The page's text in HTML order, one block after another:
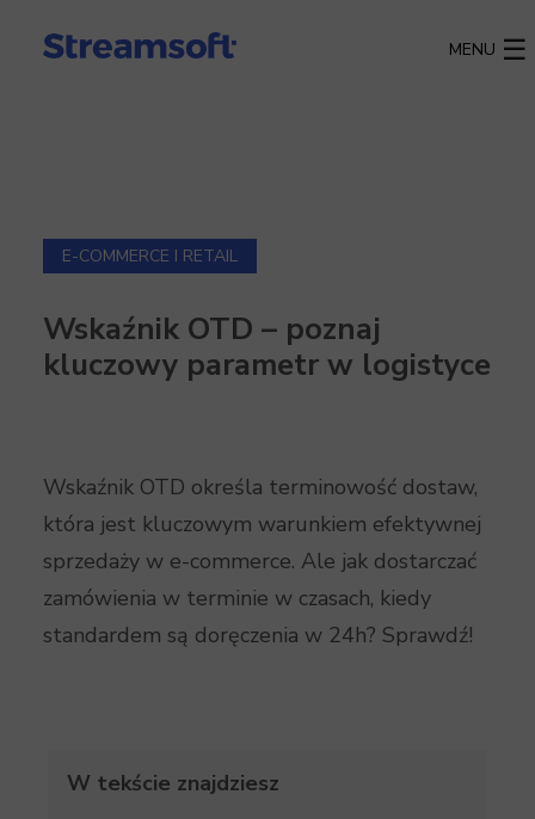
MENU
E-COMMERCE I RETAIL
Wskaźnik OTD – poznaj
kluczowy parametr w logistyce
Wskaźnik OTD określa terminowość dostaw,
która jest kluczowym warunkiem efektywnej
sprzedaży w e-commerce. Ale jak dostarczać
zamówienia w terminie w czasach, kiedy
standardem są doręczenia w 24h? Sprawdź!
W tekście znajdziesz